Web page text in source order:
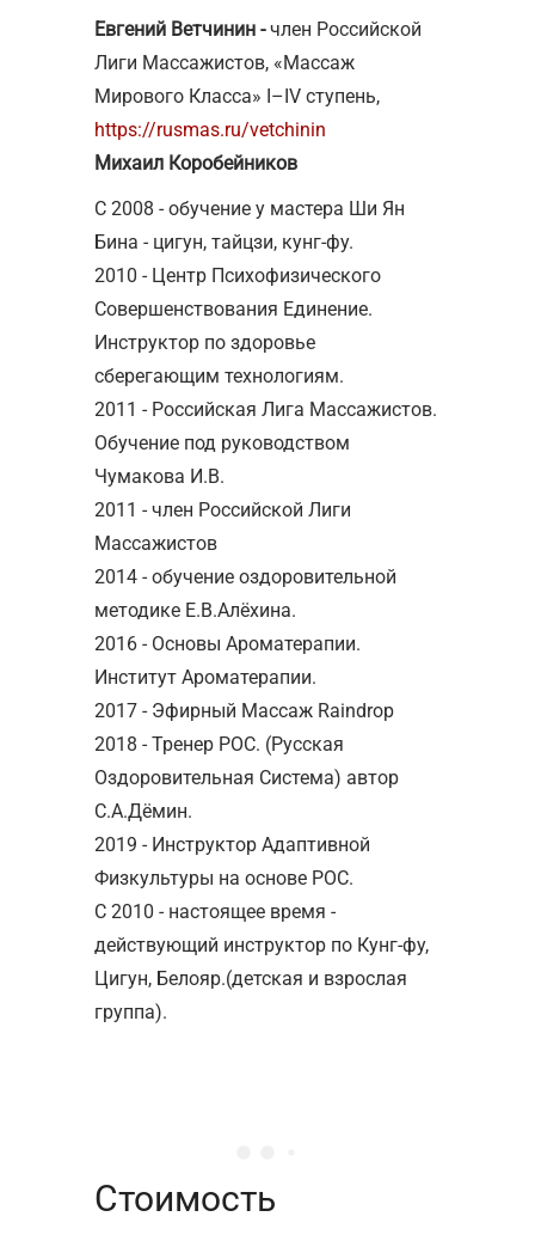
Евгений Ветчинин -член Российской
Лиги Массажистов, «Массаж
Мирового Класса» I–IV ступень,
https://rusmas.ru/vetchinin
Михаил Коробейников
С 2008 - обучение у мастера Ши Ян
Бина - цигун, тайцзи, кунг-фу.
2010 - Центр Психофизического
Совершенствования Единение.
Инструктор по здоровье
сберегающим технологиям.
2011 - Российская Лига Массажистов.
Обучение под руководством
Чумакова И.В.
2011 - член Российской Лиги
Массажистов
2014 - обучение оздоровительной
методике Е.В.Алёхина.
2016 - Основы Ароматерапии.
Институт Ароматерапии.
2017 - Эфирный Массаж Raindrop
2018 - Тренер РОС. (Русская
Оздоровительная Система) автор
С.А.Дёмин.
2019 - Инструктор Адаптивной
Физкультуры на основе РОС.
С 2010 - настоящее время -
действующий инструктор по Кунг-фу,
Цигун, Белояр.(детская и взрослая
группа).
Стоимость